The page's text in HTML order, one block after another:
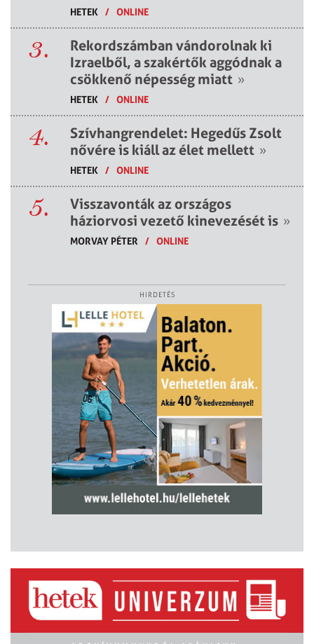
HETEK / ONLINE
3.
Rekordszámban vándorolnak ki
Izraelből, a szakértők aggódnak a
csökkenő népesség miatt »
HETEK / ONLINE
4.
Szívhangrendelet: Hegedűs Zsolt
nővére is kiáll az élet mellett »
HETEK / ONLINE
5.
Visszavonták az országos
háziorvosi vezető kinevezését is »
MORVAY PÉTER / ONLINE
HIRDETÉS